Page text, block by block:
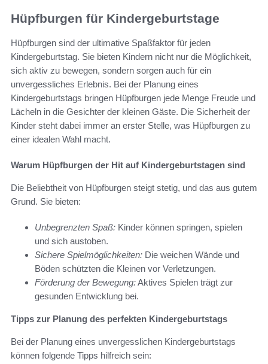
Hüpfburgen für Kindergeburtstage
Hüpfburgen sind der ultimative Spaßfaktor für jeden
Kindergeburtstag. Sie bieten Kindern nicht nur die Möglichkeit,
sich aktiv zu bewegen, sondern sorgen auch für ein
unvergessliches Erlebnis. Bei der Planung eines
Kindergeburtstags bringen Hüpfburgen jede Menge Freude und
Lächeln in die Gesichter der kleinen Gäste. Die Sicherheit der
Kinder steht dabei immer an erster Stelle, was Hüpfburgen zu
einer idealen Wahl macht.
Warum Hüpfburgen der Hit auf Kindergeburtstagen sind
Die Beliebtheit von Hüpfburgen steigt stetig, und das aus gutem
Grund. Sie bieten:
Unbegrenzten Spaß: Kinder können springen, spielen
und sich austoben.
Sichere Spielmöglichkeiten: Die weichen Wände und
Böden schützten die Kleinen vor Verletzungen.
Förderung der Bewegung:Aktives Spielen trägt zur
gesunden Entwicklung bei.
Tipps zur Planung des perfekten Kindergeburtstags
Bei der Planung eines unvergesslichen Kindergeburtstags
können folgende Tipps hilfreich sein: